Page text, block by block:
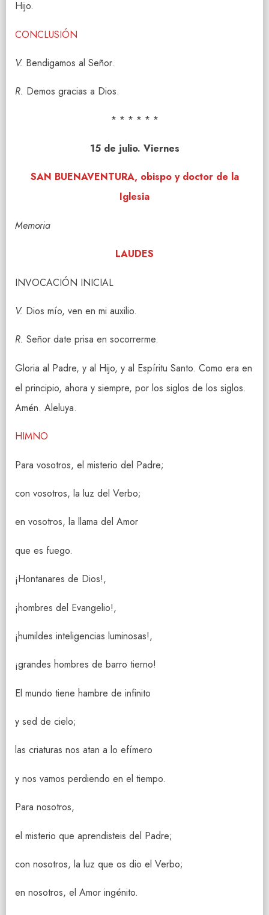
Hijo.
CONCLUSIÓN
V. Bendigamos al Señor.
R. Demos gracias a Dios.
* * * * * *
15 de julio. Viernes
SAN BUENAVENTURA, obispo y doctor de la
Iglesia
Memoria
LAUDES
INVOCACIÓN INICIAL
V. Dios mío, ven en mi auxilio.
R. Señor date prisa en socorrerme.
Gloria al Padre, y al Hijo, y al Espíritu Santo. Como era en
el principio, ahora y siempre, por los siglos de los siglos.
Amén. Aleluya.
HIMNO
Para vosotros, el misterio del Padre;
con vosotros, la luz del Verbo;
en vosotros, la llama del Amor
que es fuego.
¡Hontanares de Dios!,
¡hombres del Evangelio!,
¡humildes inteligencias luminosas!,
¡grandes hombres de barro tierno!
El mundo tiene hambre de infinito
y sed de cielo;
las criaturas nos atan a lo efímero
y nos vamos perdiendo en el tiempo.
Para nosotros,
el misterio que aprendisteis del Padre;
con nosotros, la luz que os dio el Verbo;
en nosotros, el Amor ingénito.